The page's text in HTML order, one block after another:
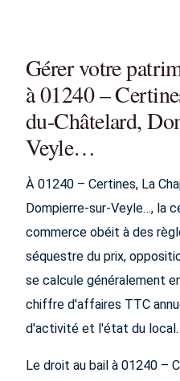
Gérer votre
à 01240 –
du-Châtelard,
Veyle…
À 01240 – Certines, La
Dompierre-sur-Veyle…, la
commerce obéit à des
séquestre du prix,
se calcule généralement
chiffre d'affaires TTC
d'activité et l'état du local.
Le droit au bail à 01240 –